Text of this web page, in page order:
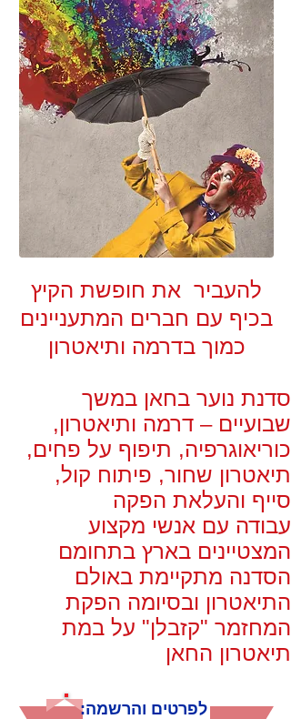
להעביר את חופשת הקיץ
בכיף עם חברים המתעניינים
כמוך בדרמה ותיאטרון
לפרטים והרשמה:
סדנת נוער בחאן במשך
שבועיים – דרמה ותיאטרון,
כוריאוגרפיה, תיפוף על פחים,
תיאטרון שחור, פיתוח קול,
סייף והעלאת הפקה
עבודה עם אנשי מקצוע
המצטיינים בארץ בתחומם
הסדנה מתקיימת באולם
התיאטרון ובסיומה הפקת
המחזמר "קזבלן" על במת
תיאטרון החאן